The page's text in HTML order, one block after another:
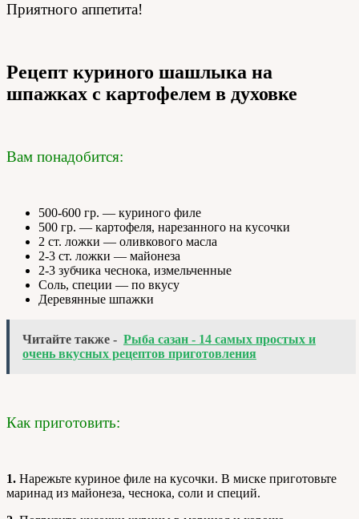
Приятного аппетита!
Рецепт куриного шашлыка на
шпажках с картофелем в духовке
Вам понадобится:
500-600 гр. — куриного филе
500 гр. — картофеля, нарезанного на кусочки
2 ст. ложки — оливкового масла
2-3 ст. ложки — майонеза
2-3 зубчика чеснока, измельченные
Соль, специи — по вкусу
Деревянные шпажки
Читайте также - Рыба сазан - 14 самых простых и
очень вкусных рецептов приготовления
Как приготовить:
1. Нарежьте куриное филе на кусочки. В миске приготовьте
маринад из майонеза, чеснока, соли и специй.